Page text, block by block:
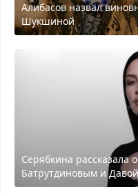
Алибасов назвал
Шукшиной
Серябкина рассказала
Батрутдиновым и Давой